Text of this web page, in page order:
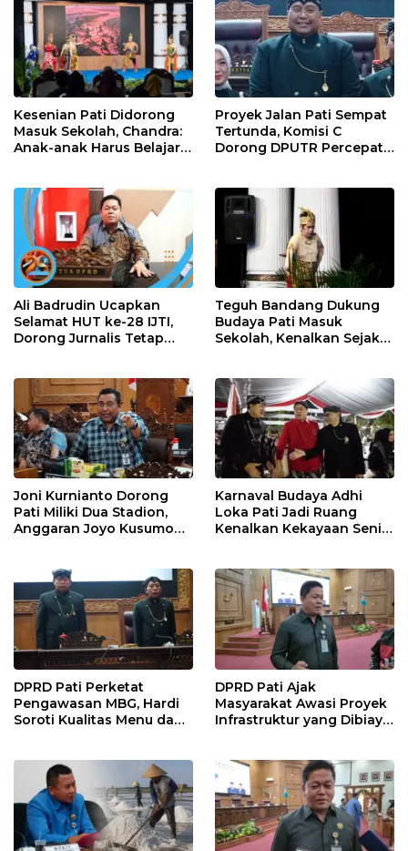
Kesenian Pati Didorong
Masuk Sekolah, Chandra:
Anak-anak Harus Belajar
Proyek Jalan Pati Sempat
Tertunda, Komisi C
Dorong DPUTR Percepat
Ali Badrudin Ucapkan
Selamat HUT ke-28 IJTI,
Dorong Jurnalis Tetap
Teguh Bandang Dukung
Budaya Pati Masuk
Sekolah, Kenalkan Sejak
Joni Kurnianto Dorong
Pati Miliki Dua Stadion,
Anggaran Joyo Kusumo
Karnaval Budaya Adhi
Loka Pati Jadi Ruang
Kenalkan Kekayaan Seni
DPRD Pati Perketat
Pengawasan MBG, Hardi
Soroti Kualitas Menu dan
DPRD Pati Ajak
Masyarakat Awasi Proyek
Infrastruktur yang Dibiayai